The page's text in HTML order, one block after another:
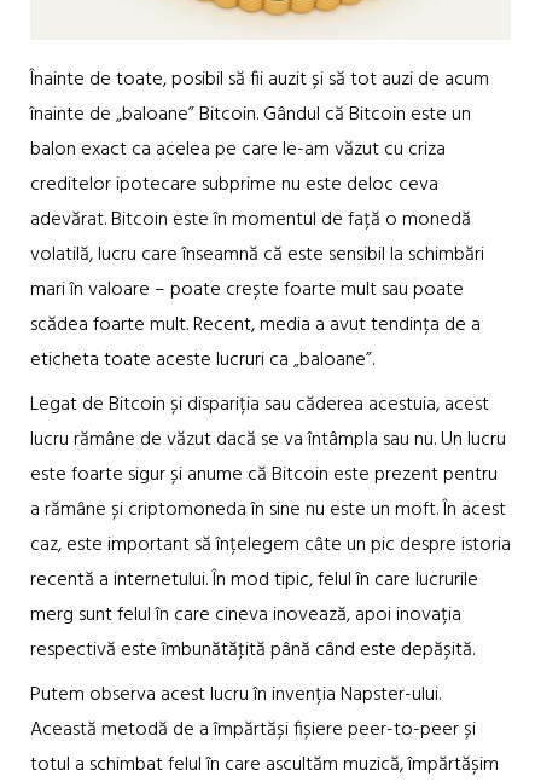
Înainte de toate, posibil să fii auzit și să tot auzi de acum
înainte de „baloane” Bitcoin. Gândul că Bitcoin este un
balon exact ca acelea pe care le-am văzut cu criza
creditelor ipotecare subprime nu este deloc ceva
adevărat. Bitcoin este în momentul de față o monedă
volatilă, lucru care înseamnă că este sensibil la schimbări
mari în valoare – poate crește foarte mult sau poate
scădea foarte mult. Recent, media a avut tendința de a
eticheta toate aceste lucruri ca „baloane”.
Legat de Bitcoin și dispariția sau căderea acestuia, acest
lucru rămâne de văzut dacă se va întâmpla sau nu. Un lucru
este foarte sigur și anume că Bitcoin este prezent pentru
a rămâne și criptomoneda în sine nu este un moft. În acest
caz, este important să înțelegem câte un pic despre istoria
recentă a internetului. În mod tipic, felul în care lucrurile
merg sunt felul în care cineva inovează, apoi inovația
respectivă este îmbunătăţită până când este depășită.
Putem observa acest lucru în invenția Napster-ului.
Această metodă de a împărtăși fișiere peer-to-peer și
totul a schimbat felul în care ascultăm muzică, împărtășim